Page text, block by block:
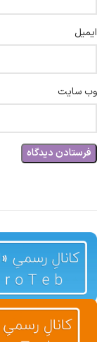
ایمیل
وب‌ سایت